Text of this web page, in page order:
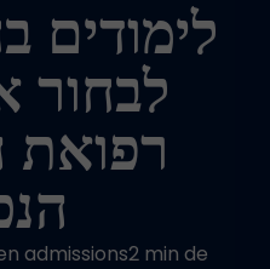
לימודים
לבחור
רפואת
en admissions2 min de